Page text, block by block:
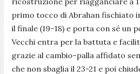
primo tocco di Abrahan fischiato
il finale (19-18) e porta con sé un
Vecchi entra per la battuta e
grazie al cambio-palla affidato
che non sbaglia il 23-21 e poi